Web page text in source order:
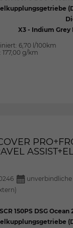
X3 - Indium Grey
6,70 l/100km
177,00 g/km
unverbindliche
150PS DSG Ocean